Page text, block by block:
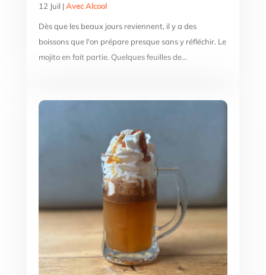
12 Juil |Avec Alcool
Dès que les beaux jours reviennent, il y a des
boissons que l'on prépare presque sans y réfléchir. Le
mojito en fait partie. Quelques feuilles de...